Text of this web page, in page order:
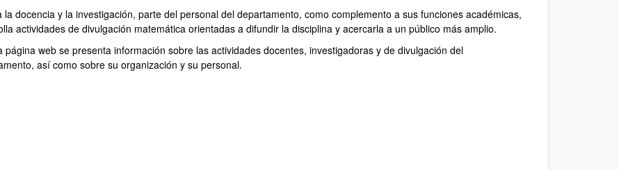
la docencia y la investigación, parte del personal del departamento, como complemento a sus funciones académicas,
actividades de divulgación matemática orientadas a difundir la disciplina y acercarla a un público más amplio.
página web se presenta información sobre las actividades docentes, investigadoras y de divulgación del
así como sobre su organización y su personal.